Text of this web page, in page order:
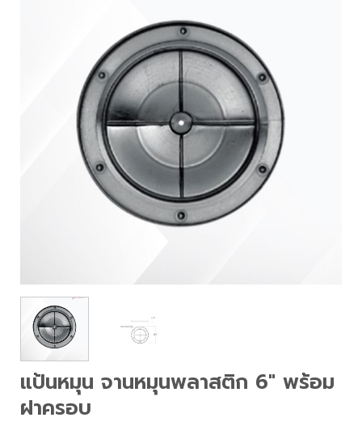
แป้นหมุน จานหมุนพลาสติก 6″ พร้อม
ฝาครอบ